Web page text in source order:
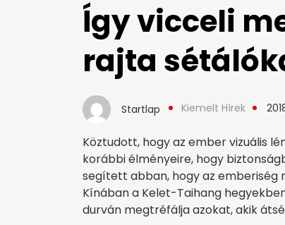
Így vicceli
rajta
Startlap Kiemelt Hírek
Köztudott, hogy az ember vizuális
korábbi élményeire, hogy
segített abban, hogy az emberiség
Kínában a Kelet-Taihang
durván megtréfálja azokat, akik